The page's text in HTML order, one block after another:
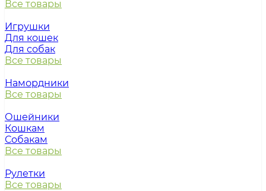
Все товары
Игрушки
Для кошек
Для собак
Все товары
Намордники
Все товары
Ошейники
Кошкам
Собакам
Все товары
Рулетки
Все товары